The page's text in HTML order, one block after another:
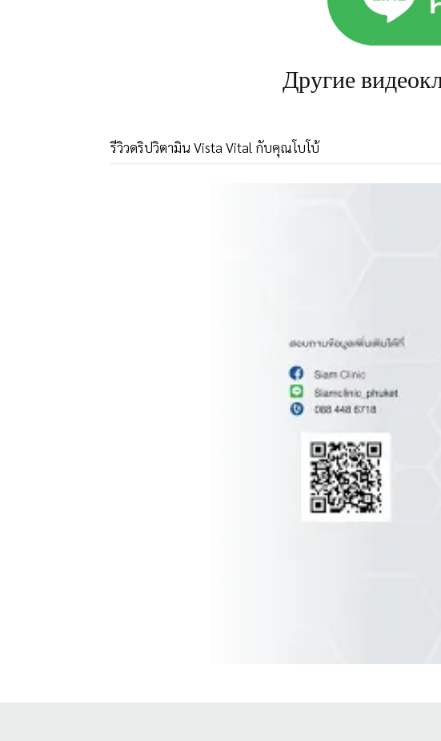
Другие
รีวิวดริปวิตามิน Vista Vital กับคุณโบโบ้